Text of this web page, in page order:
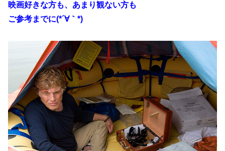
映画好きな方も、あまり観ない方も
ご参考までに(*´∀｀*)